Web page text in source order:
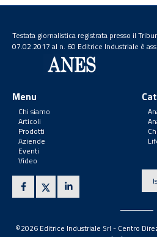
Testata giornalistica registrata presso il
07.02.2017 al n. 60 Editrice Industriale è
Menu
Chi siamo
Articoli
Prodotti
Aziende
Eventi
Video
©2026 Editrice Industriale Srl - Centro